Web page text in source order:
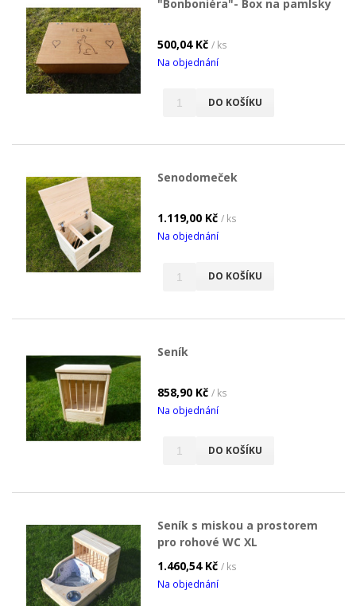
"Bonboniéra"- Box na pamlsky
500,04 Kč / ks
Na objednání
DO KOŠÍKU
Senodomeček
1.119,00 Kč / ks
Na objednání
DO KOŠÍKU
Seník
858,90 Kč / ks
Na objednání
DO KOŠÍKU
Seník s miskou a prostorem
pro rohové WC XL
1.460,54 Kč / ks
Na objednání